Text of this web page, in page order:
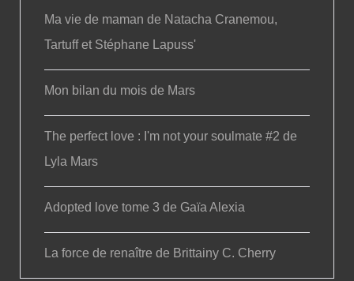
Ma vie de maman de Natacha Cranemou,
Tartuff et Stéphane Lapuss'
Mon bilan du mois de Mars
The perfect love : I'm not your soulmate #2 de
Lyla Mars
Adopted love tome 3 de Gaïa Alexia
La force de renaître de Brittainy C. Cherry